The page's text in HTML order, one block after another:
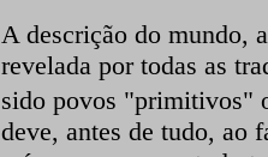
A descrição do mundo,
revelada por todas as
sido povos "primitivos"
deve, antes de tudo, ao